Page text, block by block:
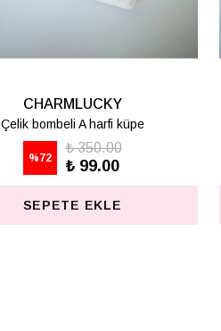
CHARMLUCKY
Çelik bombeli K harfi küpe
%72
₺ 350.00
₺ 99.00
SEPETE EKLE